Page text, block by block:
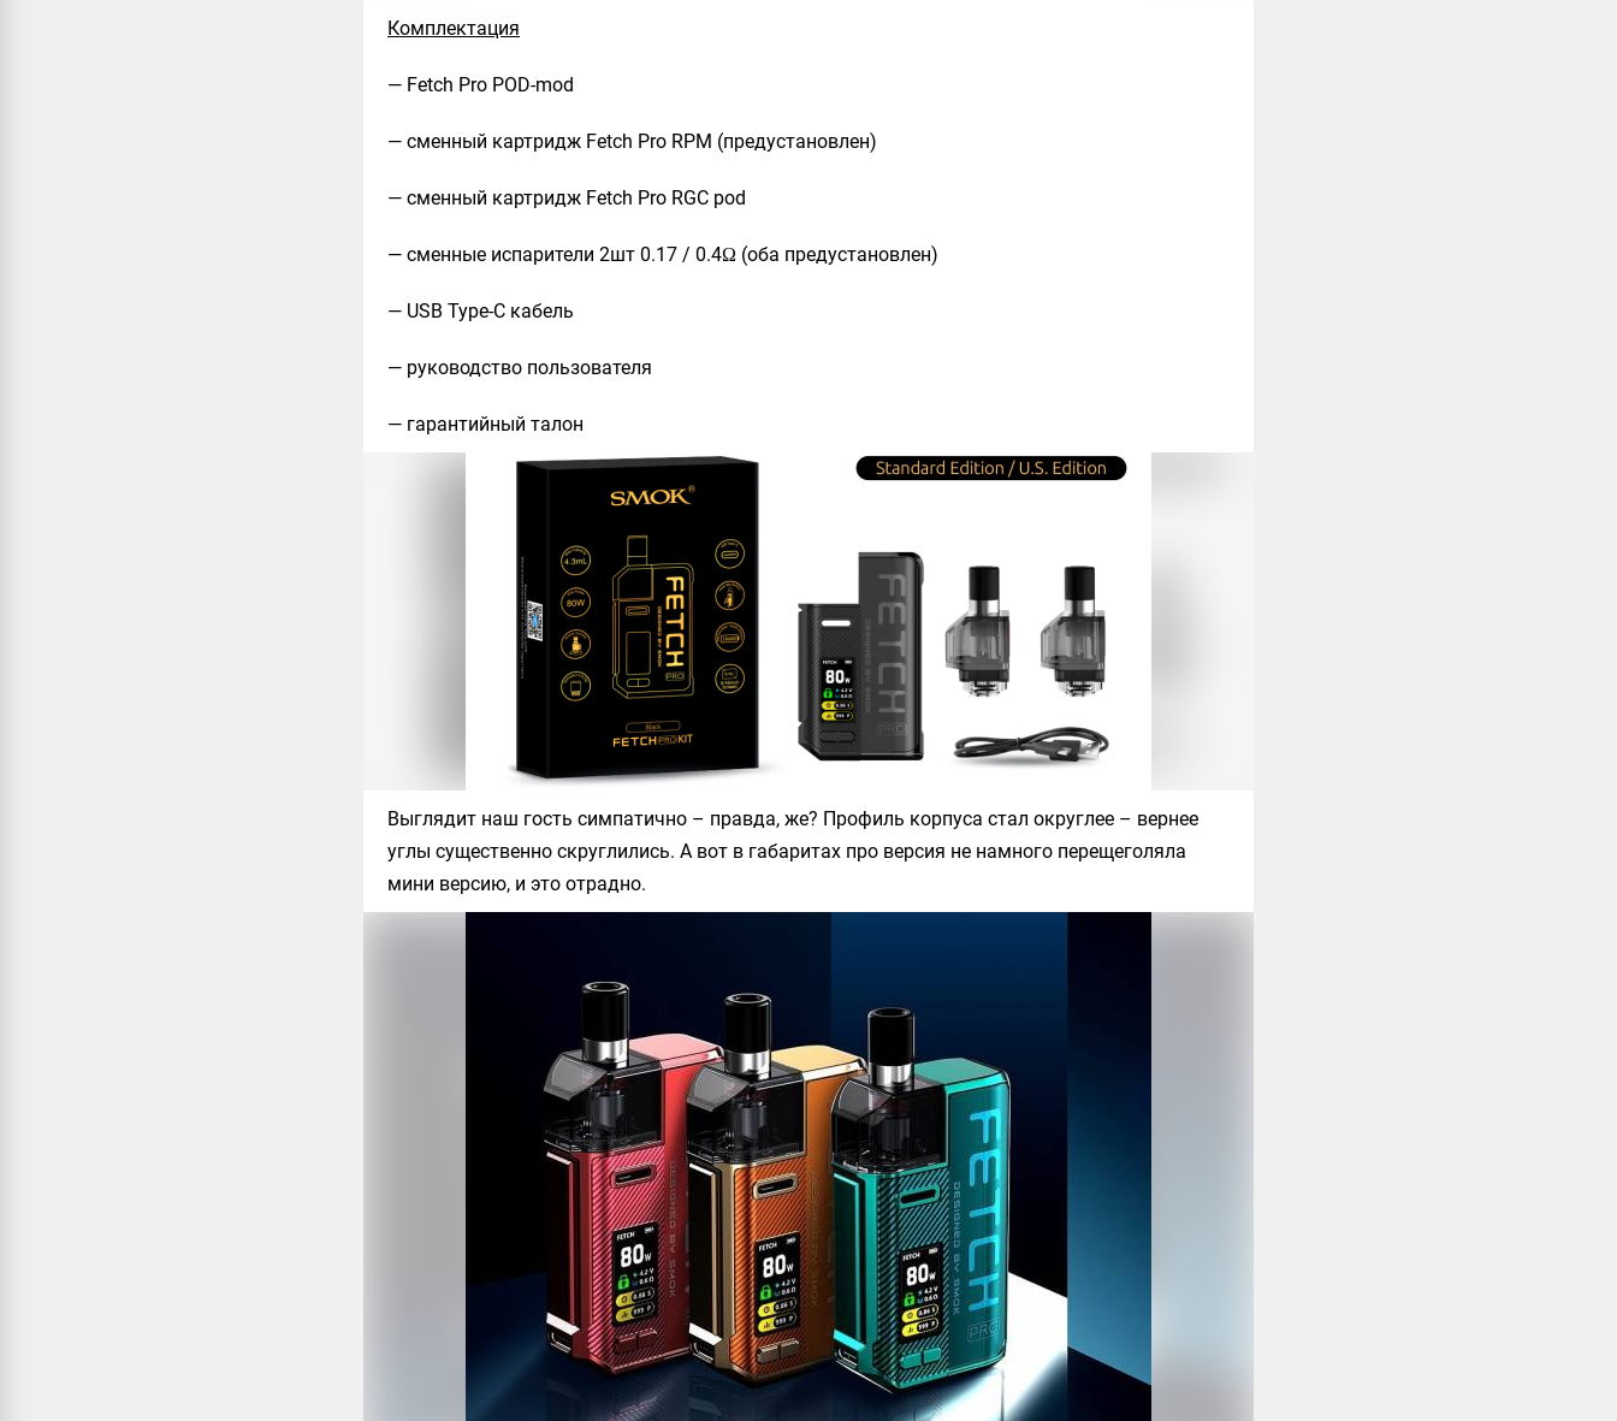
Комплектация
— Fetch Pro POD-mod
— сменный картридж Fetch Pro RPM (предустановлен)
— сменный картридж Fetch Pro RGC pod
— сменные испарители 2шт 0.17 / 0.4Ω (оба предустановлен)
— USB Type-C кабель
— руководство пользователя
— гарантийный талон
Выглядит наш гость симпатично – правда, же? Профиль корпуса стал округлее – вернее
углы существенно скруглились. А вот в габаритах про версия не намного перещеголяла
мини версию, и это отрадно.